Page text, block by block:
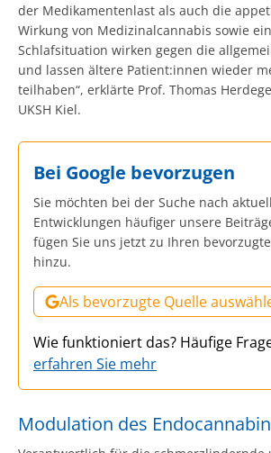
der Medikamentenlast als auch die
Wirkung von Medizinalcannabis sowie
Schlafsituation wirken gegen die
und lassen ältere Patient:innen wieder
teilhaben“, erklärte Prof. Thomas
UKSH Kiel.
Bei Google bevorzugen
Sie möchten bei der Suche nach
Entwicklungen häufiger unsere
fügen Sie uns jetzt zu Ihren
hinzu.
Als bevorzugte Quelle
Wie funktioniert das? Häufige
erfahren Sie mehr
Modulation des